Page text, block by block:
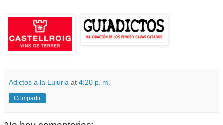
Adictos a la Lujuria at 4:20 p. m.
Compartir